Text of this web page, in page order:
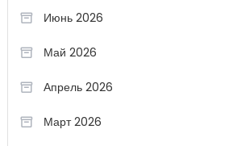
Июнь 2026
Май 2026
Апрель 2026
Март 2026